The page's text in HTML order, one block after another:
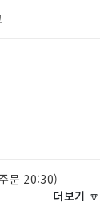
문 20:30)
더보기 🔽